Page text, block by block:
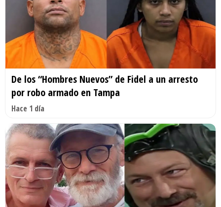
De los “Hombres Nuevos” de Fidel a un arresto
por robo armado en Tampa
Hace 1 día